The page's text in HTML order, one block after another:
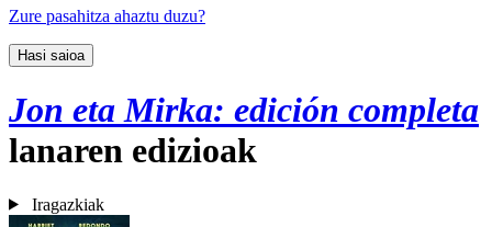
Zure pasahitza ahaztu duzu?
Hasi saioa
Jon eta Mirka: edición completa
lanaren edizioak
Iragazkiak